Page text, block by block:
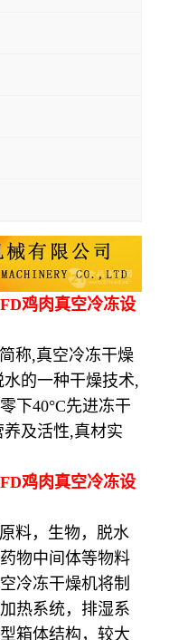
鸡肉真空冷冻设
称,真空冷冻干燥
的一种干燥技术,
下40°C先进冻干
及活性,真材实
鸡肉真空冷冻设
料，生物，脱水
物中间体等物料
冷冻干燥机将制
热系统，排湿系
箱体结构，较大